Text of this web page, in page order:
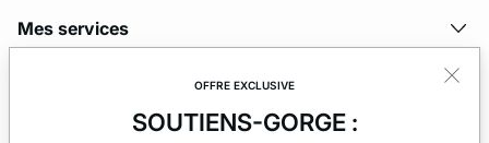
OFFRE EXCLUSIVE
SOUTIENS-GORGE :
Mes services